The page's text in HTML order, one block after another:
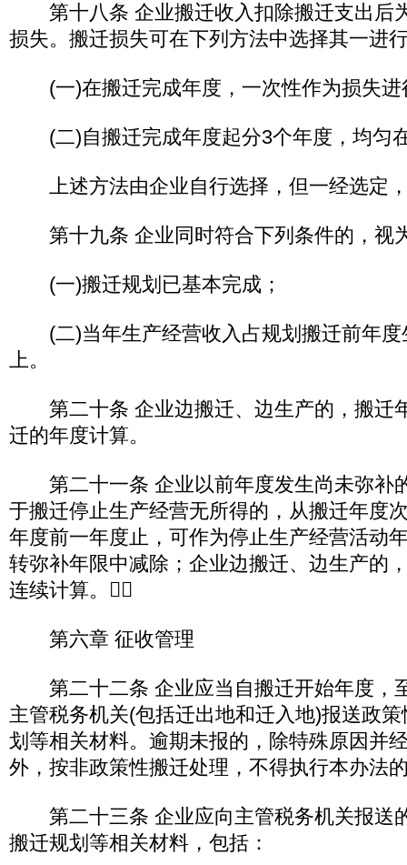
第十八条 企业搬迁收入扣除搬迁支出后
损失。搬迁损失可在下列方法中选择其一
(一)在搬迁完成年度，一次性作为损失
(二)自搬迁完成年度起分3个年度，均
上述方法由企业自行选择，但一经选定
第十九条 企业同时符合下列条件的，视
(一)搬迁规划已基本完成；
(二)当年生产经营收入占规划搬迁前年度
上。
第二十条 企业边搬迁、边生产的，搬迁
迁的年度计算。
第二十一条 企业以前年度发生尚未弥补
于搬迁停止生产经营无所得的，从搬迁年度
年度前一年度止，可作为停止生产经营活动
转弥补年限中减除；企业边搬迁、边生产的
连续计算。
第六章 征收管理
第二十二条 企业应当自搬迁开始年度，
主管税务机关(包括迁出地和迁入地)报送政
划等相关材料。逾期未报的，除特殊原因并
外，按非政策性搬迁处理，不得执行本办法
第二十三条 企业应向主管税务机关报送
搬迁规划等相关材料，包括：